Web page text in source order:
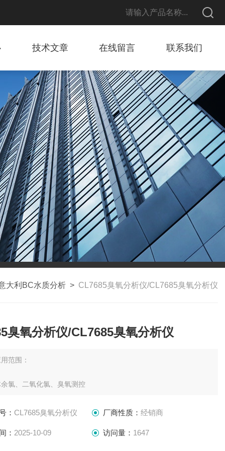
技术文章 在线留言 联系我们
大利BC水质分析 > CL7685臭氧分析仪/CL7685臭氧分析仪
臭氧分析仪/CL7685臭氧分析仪
范围：
氯、二氧化氯、臭氧测控
： CL7685臭氧分析仪 厂商性质： 经销商
： 2025-10-09 访问量： 1647